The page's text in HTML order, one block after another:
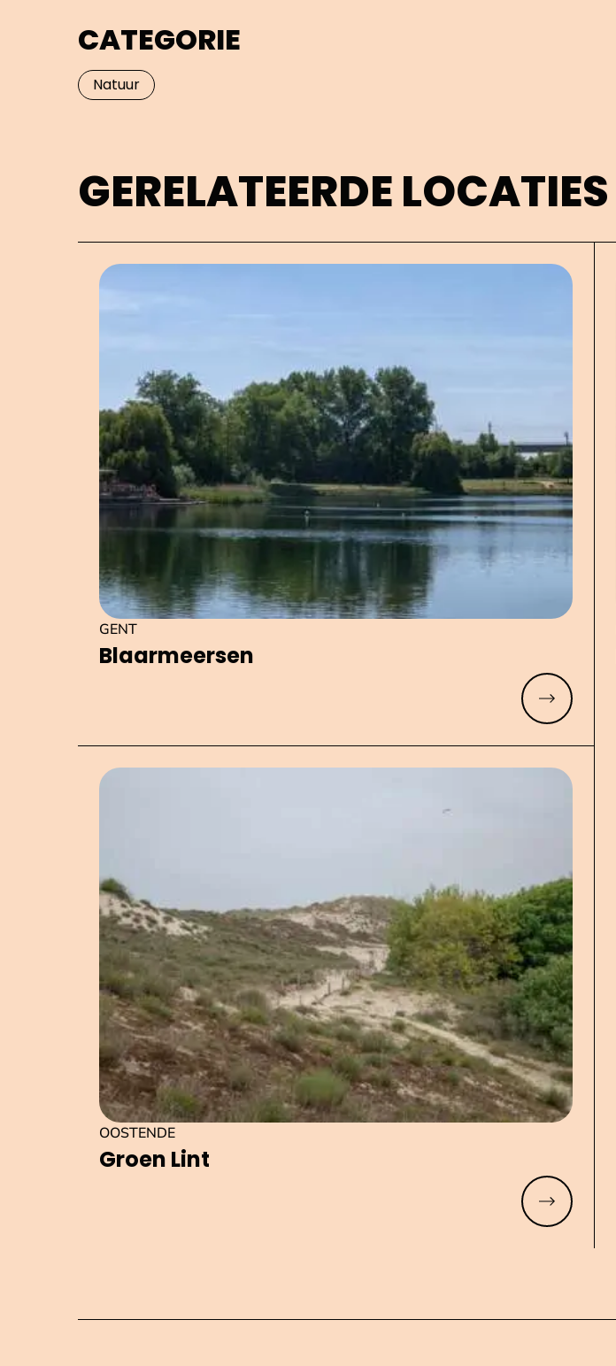
CATEGORIE
Natuur
GERELATEERDE LOCATIES
Blaar­meer­sen
GENT
Meer lezen
Groen Lint
OOSTENDE
Meer lezen